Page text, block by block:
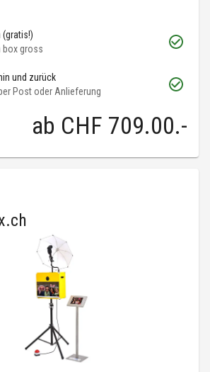
(gratis!)
box gross
und zurück
Post oder Anlieferung
ab CHF 709.00.-